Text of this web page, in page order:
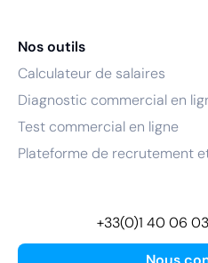
Nos outils
Calculateur de salaires
Diagnostic commercial en
Test commercial en ligne
Plateforme de recrutement
+33(0)1 40 06